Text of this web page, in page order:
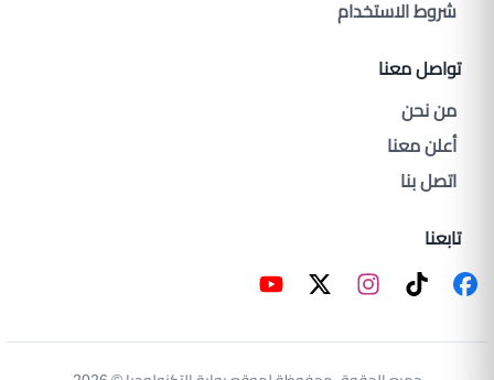
شروط الاستخدام
تواصل معنا
من نحن
أعلن معنا
اتصل بنا
تابعنا